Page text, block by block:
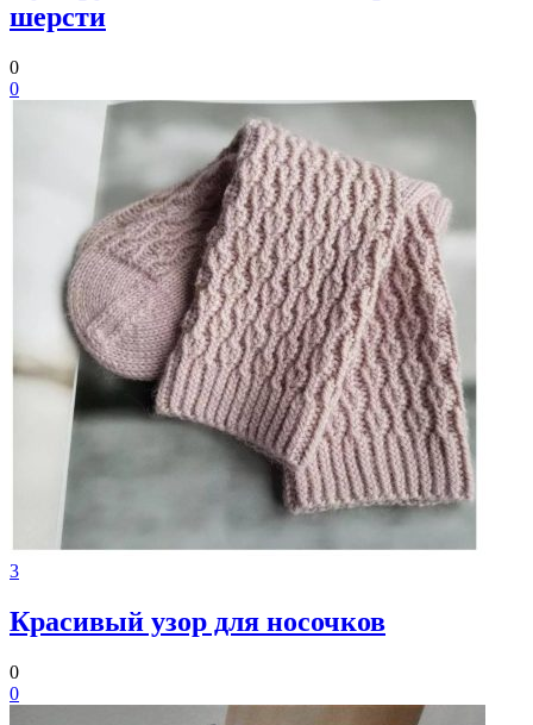
шерсти
0
0
3
Красивый узор для носочков
0
0